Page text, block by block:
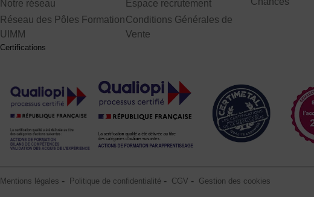
Notre réseau
Réseau des Pôles Formation
UIMM
Espace recrutement
Conditions Générales de
Vente
Certifications
Mentions légales Politique de confidentialité CGV Gestion des cookies